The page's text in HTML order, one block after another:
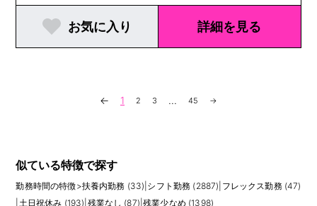
お気に入り 詳細を見る
← 1 2 3 ... 45 →
似ている特徴で探す
勤務時間の特徴>扶養内勤務 (33) シフト勤務 (2887) フレックス勤務 (47)
土日祝休み (193) 残業なし (87) |残業少なめ (1398)